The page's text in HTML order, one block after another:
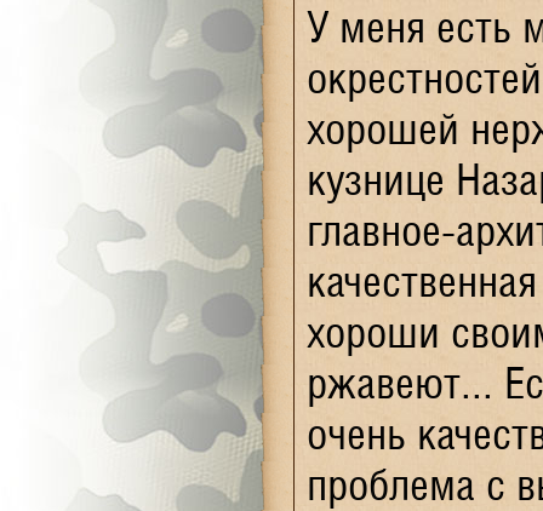
У меня есть
хорошей
кузнице
главное-
хороши
ржавеют...
очень
проблема с